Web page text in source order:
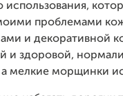
проблемами
и декоративной
и здоровой,
а мелкие морщинки